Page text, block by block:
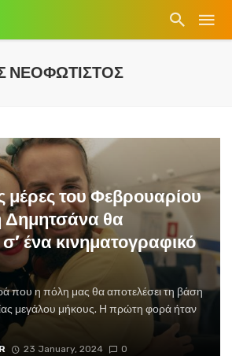
ΝΕΟΦΩΤΙΣΤΟΣ
μέρες του Φεβρουαρίου
Δημητσάνα θα
ένα κινηματογραφικό
που η πόλη μας θα αποτελέσει τη βάση
μεγάλου μήκους. Η πρώτη φορά ήταν
23 January, 2024 0